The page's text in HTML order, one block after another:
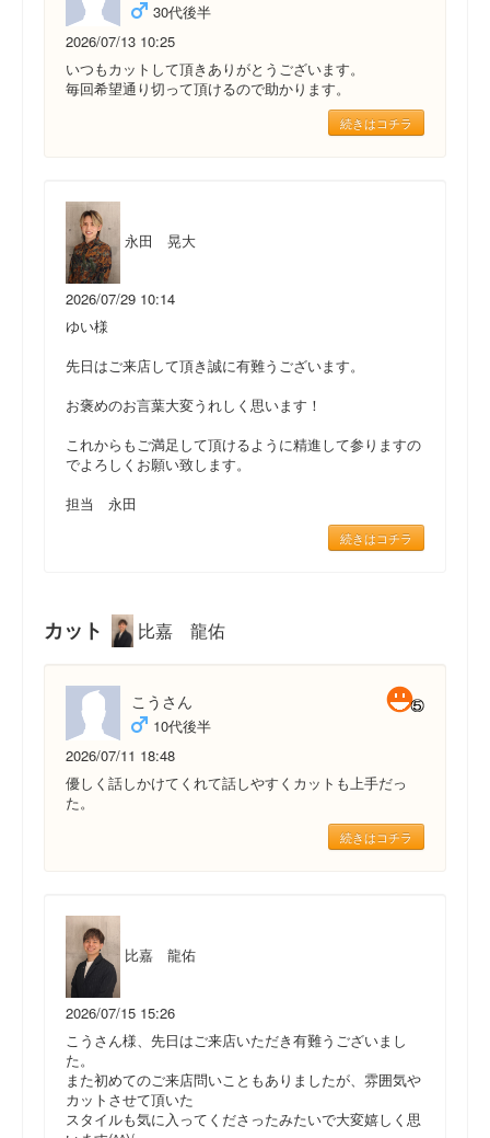
30代後半
2026/07/13 10:25
いつもカットして頂きありがとうございます。
毎回希望通り切って頂けるので助かります。
続きはコチラ
永田 晃大
2026/07/29 10:14
ゆい様
先日はご来店して頂き誠に有難うございます。
お褒めのお言葉大変うれしく思います！
これからもご満足して頂けるように精進して参りますの
でよろしくお願い致します。
担当 永田
続きはコチラ
カット 比嘉 龍佑
こうさん
10代後半
2026/07/11 18:48
優しく話しかけてくれて話しやすくカットも上手だっ
た。
続きはコチラ
比嘉 龍佑
2026/07/15 15:26
こうさん様、先日はご来店いただき有難うございまし
た。
また初めてのご来店問いこともありましたが、雰囲気や
カットさせて頂いた
スタイルも気に入ってくださったみたいで大変嬉しく思